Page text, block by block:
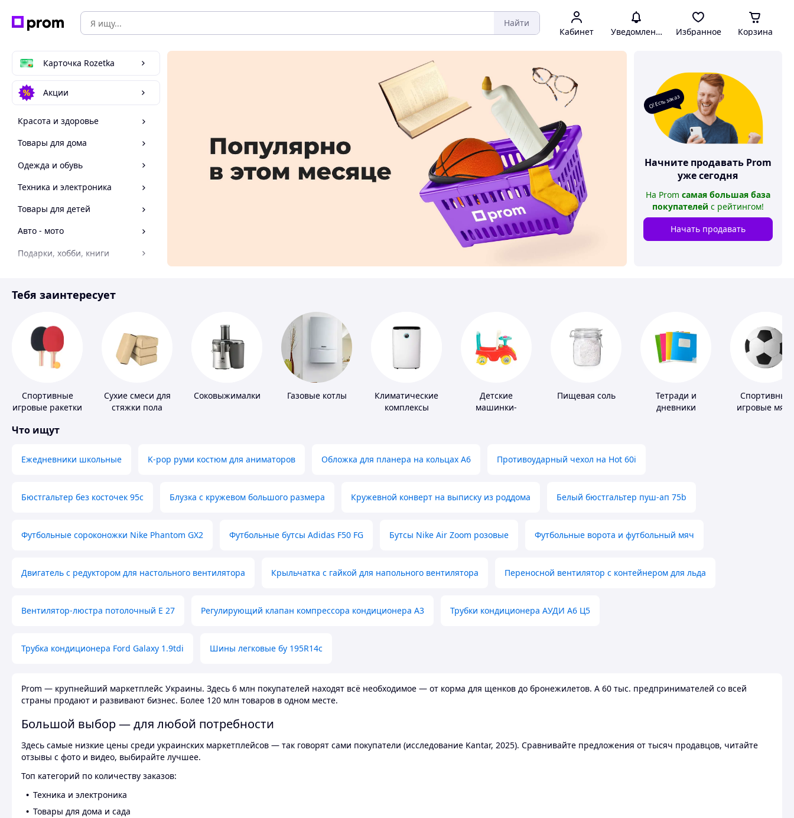
Найти
Кабинет Уведомления Избранное Корзина
Карточка Rozetka
Акции
Красота и здоровье
Товары для дома
Одежда и обувь
Техника и электроника
Товары для детей
Авто - мото
Подарки, хобби, книги
Материалы для ремонта
О! Есть заказ
Начните продавать Prom
уже сегодня
На Prom самая большая база
покупателей с рейтингом!
Начать продавать
Тебя заинтересует
Спортивные
игровые ракетки
Сухие смеси для
стяжки пола
Соковыжималки Газовые котлы
Климатические
комплексы
Детские
машинки-
Пищевая соль
Тетради и
дневники
Спортивные
игровые
Что ищут
Ежедневники школьные K-pop руми костюм для аниматоров Обложка для планера на кольцах А6 Противоударный чехол на Hot 60i
Бюстгальтер без косточек 95с Блузка с кружевом большого размера Кружевной конверт на выписку из роддома Белый бюстгальтер пуш-ап 75b
Футбольные сороконожки Nike Phantom GX2 Футбольные бутсы Adidas F50 FG Бутсы Nike Air Zoom розовые Футбольные ворота и футбольный мяч
Двигатель с редуктором для настольного вентилятора Крыльчатка с гайкой для напольного вентилятора Переносной вентилятор с контейнером для льда
Вентилятор-люстра потолочный E 27 Регулирующий клапан компрессора кондиционера А3 Трубки кондиционера АУДИ А6 Ц5
Трубка кондиционера Ford Galaxy 1.9tdi Шины легковые бу 195R14c
Prom — крупнейший маркетплейс Украины. Здесь 6 млн покупателей находят всё необходимое — от корма для щенков до бронежилетов. А 60 тыс. предпринимателей со всей
страны продают и развивают бизнес. Более 120 млн товаров в одном месте.
Большой выбор — для любой потребности
Здесь самые низкие цены среди украинских маркетплейсов — так говорят сами покупатели (исследование Kantar, 2025). Сравнивайте предложения от тысяч продавцов, читайте
отзывы с фото и видео, выбирайте лучшее.
Топ категорий по количеству заказов:
Техника и электроника
Товары для дома и сада